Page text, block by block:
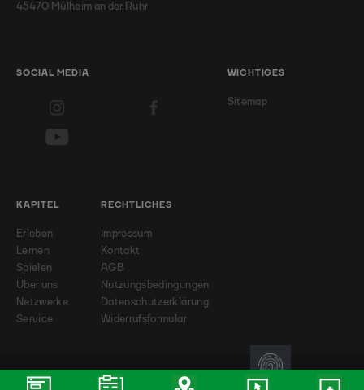
45470 Mülheim an der Ruhr
SOCIAL MEDIA WICHTIGES
Sitemap
KAPITEL
Erleben
Lernen
Spielen
Über uns
Netzwerke
Service
RECHTLICHES
Impressum
Kontakt
AGB
Nutzungsbedingungen
Datenschutzerklärung
Widerrufsformular
© 2026 - Badminton-Landesverband NRW e.V.